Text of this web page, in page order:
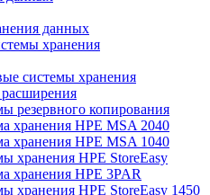
данных
хранения
системы хранения
резервного копирования
хранения HPE MSA 2040
хранения HPE MSA 1040
хранения HPE StoreEasy
хранения HPE 3PAR
хранения HPE StoreEasy 1450